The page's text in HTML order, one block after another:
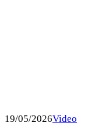
19/05/2026Video